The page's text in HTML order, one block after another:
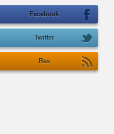
Facebook
Twitter
Rss